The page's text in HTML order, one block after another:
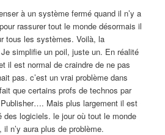
à un système fermé quand il n’y a
rassurer tout le monde désormais il
tous les systèmes. Voilà, la
simplifie un poil, juste un. En réalité
il est normal de craindre de ne pas
pas. c’est un vrai problème dans
que certains profs de technos par
Mais plus largement il est
des logiciels. le jour où tout le monde
n’y aura plus de problème.